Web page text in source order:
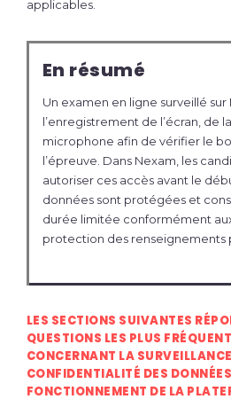
applicables.
En résumé
Un examen en ligne surveillé
l’enregistrement de l’écran, de
microphone afin de vérifier le
l’épreuve. Dans Nexam, les
autoriser ces accès avant le
données sont protégées et
durée limitée conformément
protection des renseignements
LES SECTIONS SUIVANTES
QUESTIONS LES PLUS
CONCERNANT LA
CONFIDENTIALITÉ DES
FONCTIONNEMENT DE LA